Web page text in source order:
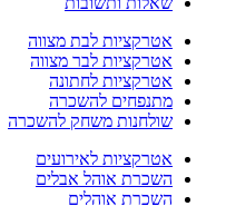
אטרקציות לבת מצווה
אטרקציות לבר מצווה
אטרקציות לחתונה
מתנפחים להשכרה
שולחנות משחק להשכרה
אטרקציות לאירועים
השכרת אוהל אבלים
השכרת אוהלים